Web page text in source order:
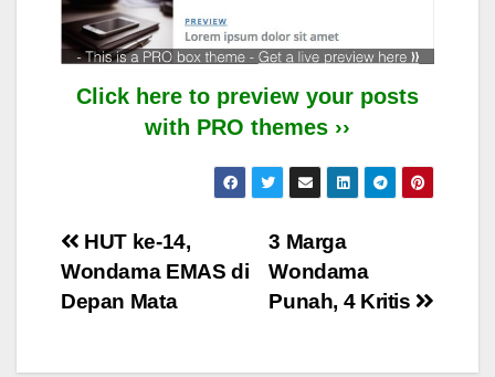
Click here to preview your posts
with PRO themes ››
Post
navigation
3 Marga
Wondama
Punah, 4 Kritis
HUT ke-14,
Wondama EMAS di
Depan Mata